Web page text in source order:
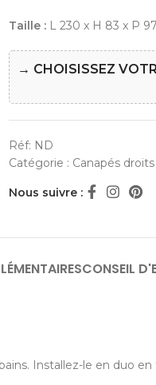
Taille :L 230 x H 83 x P
→ CHOISISSEZ
Réf: ND
Catégorie : Canapés droits
Nous suivre :
CONSEIL
Installez-le en duo